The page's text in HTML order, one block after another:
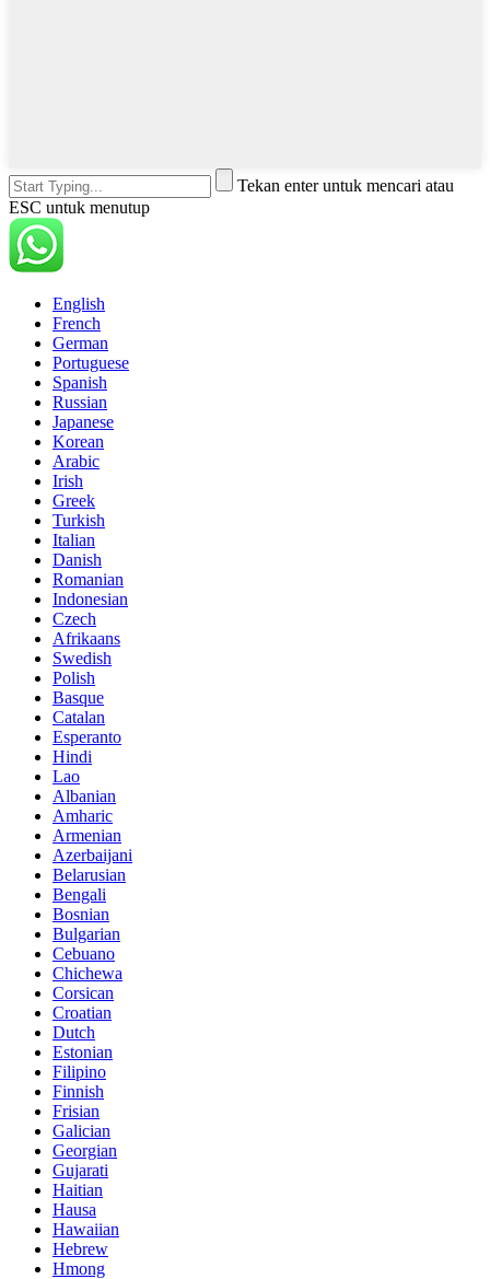
Tekan enter untuk mencari atau
ESC untuk menutup
English
French
German
Portuguese
Spanish
Russian
Japanese
Korean
Arabic
Irish
Greek
Turkish
Italian
Danish
Romanian
Indonesian
Czech
Afrikaans
Swedish
Polish
Basque
Catalan
Esperanto
Hindi
Lao
Albanian
Amharic
Armenian
Azerbaijani
Belarusian
Bengali
Bosnian
Bulgarian
Cebuano
Chichewa
Corsican
Croatian
Dutch
Estonian
Filipino
Finnish
Frisian
Galician
Georgian
Gujarati
Haitian
Hausa
Hawaiian
Hebrew
Hmong